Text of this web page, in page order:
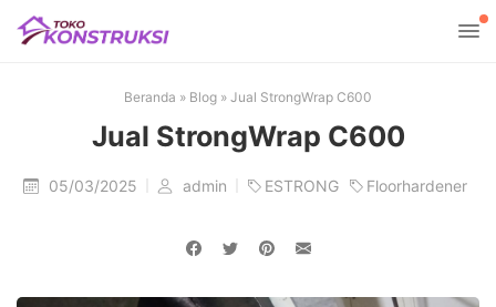
Beranda » Blog » Jual StrongWrap C600
Jual StrongWrap C600
05/03/2025 admin ESTRONG Floorhardener